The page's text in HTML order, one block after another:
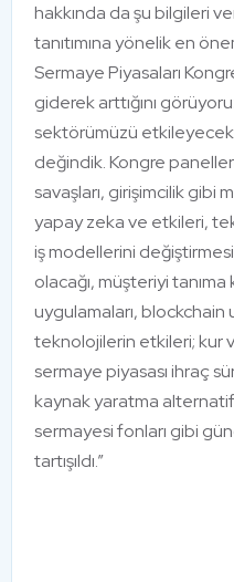
hakkında da şu bilgileri
tanıtımına yönelik en
Sermaye Piyasaları
giderek arttığını
sektörümüzü
değindik. Kongre
savaşları, girişimcilik gibi
yapay zeka ve etkileri,
iş modellerini
olacağı, müşteriyi
uygulamaları, blockchain
teknolojilerin etkileri; kur
sermaye piyasası ihraç
kaynak yaratma
sermayesi fonları gibi
tartışıldı.”